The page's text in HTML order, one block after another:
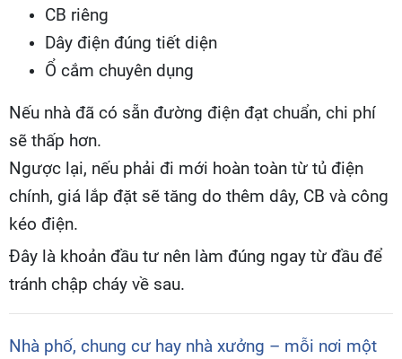
CB riêng
Dây điện đúng tiết diện
Ổ cắm chuyên dụng
Nếu nhà đã có sẵn đường điện đạt chuẩn, chi phí
sẽ thấp hơn.
Ngược lại, nếu phải đi mới hoàn toàn từ tủ điện
chính, giá lắp đặt sẽ tăng do thêm dây, CB và công
kéo điện.
Đây là khoản đầu tư nên làm đúng ngay từ đầu để
tránh chập cháy về sau.
Nhà phố, chung cư hay nhà xưởng – mỗi nơi một